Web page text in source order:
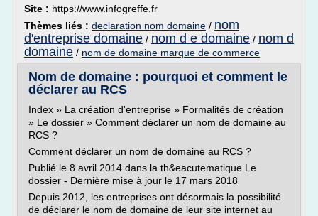
Site : https://www.infogreffe.fr
Thèmes liés : declaration nom domaine / nom
d'entreprise domaine / nom d e domaine / nom d
domaine / nom de domaine marque de commerce
Nom de domaine : pourquoi et comment le
déclarer au RCS
Index » La création d'entreprise » Formalités de création
» Le dossier » Comment déclarer un nom de domaine au
RCS ?
Comment déclarer un nom de domaine au RCS ?
Publié le 8 avril 2014 dans la th&eacutematique Le
dossier - Dernière mise à jour le 17 mars 2018
Depuis 2012, les entreprises ont désormais la possibilité
de déclarer le nom de domaine de leur site internet au